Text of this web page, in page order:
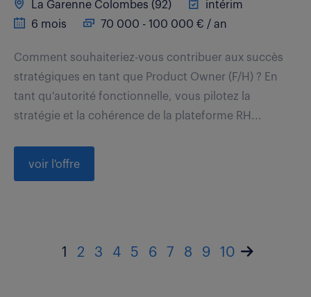
La Garenne Colombes (92)
intérim
6 mois
70 000 - 100 000 € / an
Comment souhaiteriez-vous contribuer aux succès
stratégiques en tant que Product Owner (F/H) ? En
tant qu'autorité fonctionnelle, vous pilotez la
stratégie et la cohérence de la plateforme RH...
voir l'offre
1 2 3 4 5 6 7 8 9 10